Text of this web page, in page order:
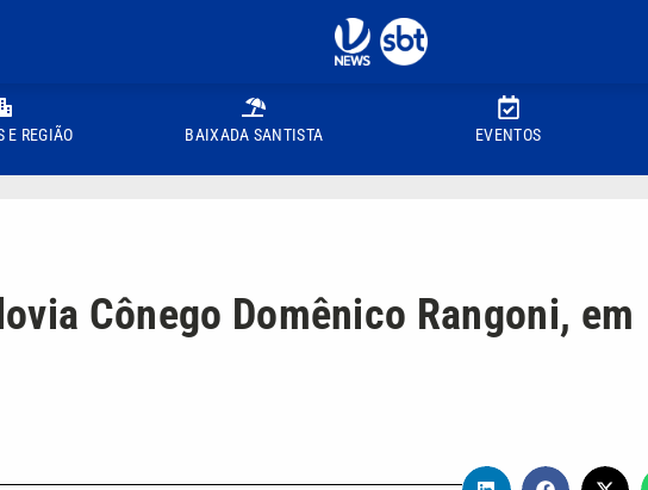
REGIÃO BAIXADA SANTISTA EVENTOS
Cônego Domênico Rangoni, em